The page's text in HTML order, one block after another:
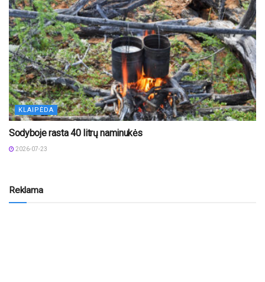
KLAIPĖDA
Sodyboje rasta 40 litrų naminukės
2026-07-23
Reklama